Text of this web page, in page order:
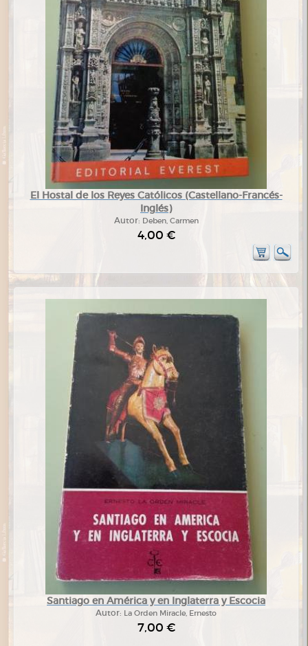
El Hostal de los Reyes Católicos (Castellano-Francés-
Inglés)
Autor: Deben, Carmen
4,00 €
Santiago en América y en Inglaterra y Escocia
Autor: La Orden Miracle, Ernesto
7,00 €